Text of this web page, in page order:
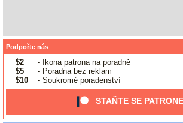
Podpořte nás
$2
- Ikona patrona na poradně
$5
- Poradna bez reklam
$10
- Soukromé poradenství
STAŇTE SE